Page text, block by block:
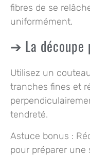
fibres de se
uniformément.
La
Utilisez un
tranches fines et
tendreté.
Astuce bonus :
pour préparer